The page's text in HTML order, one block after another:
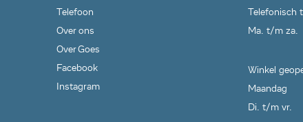
Telefoon
Over ons
Over Goes
Facebook
Instagram
Telefonisch
Ma. t/m za.
Winkel
Maandag
Di. t/m vr.